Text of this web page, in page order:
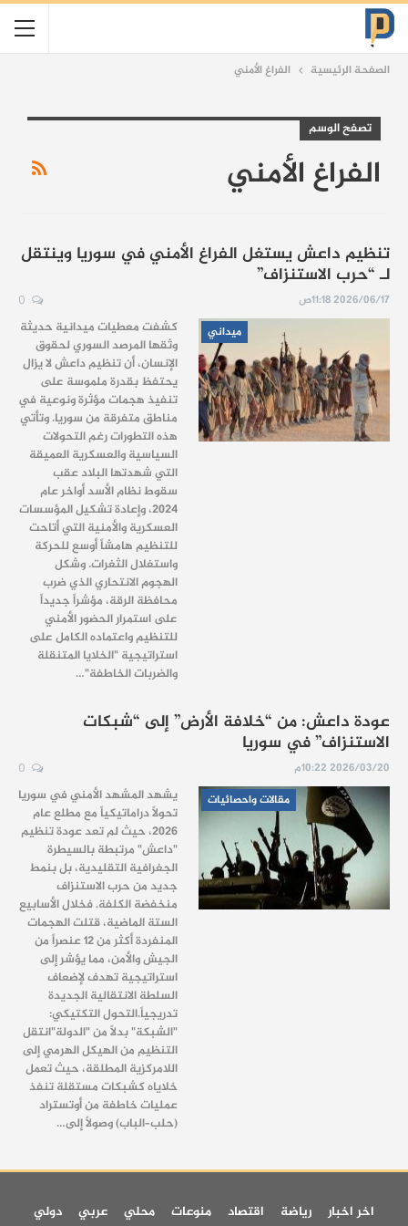
الصفحة الرئيسية الفراغ الأمني
تصفح الوسم
الفراغ الأمني
تنظيم داعش يستغل الفراغ الأمني في سوريا وينتقل
لـ “حرب الاستنزاف”
2026/06/17 11:18ص
ميداني
كشفت معطيات ميدانية حديثة
وثقها المرصد السوري لحقوق
الإنسان، أن تنظيم داعش لا يزال
يحتفظ بقدرة ملموسة على
تنفيذ هجمات مؤثرة ونوعية في
مناطق متفرقة من سوريا. وتأتي
هذه التطورات رغم التحولات
السياسية والعسكرية العميقة
التي شهدتها البلاد عقب
سقوط نظام الأسد أواخر عام
2024، وإعادة تشكيل المؤسسات
العسكرية والأمنية التي أتاحت
للتنظيم هامشاً أوسع للحركة
واستغلال الثغرات. وشكل
الهجوم الانتحاري الذي ضرب
محافظة الرقة، مؤشراً جديداً
على استمرار الحضور الأمني
للتنظيم واعتماده الكامل على
استراتيجية "الخلايا المتنقلة
والضربات الخاطفة"…
عودة داعش: من “خلافة الأرض” إلى “شبكات
الاستنزاف” في سوريا
2026/03/20 10:22م
مقالات واحصائيات
​يشهد المشهد الأمني في سوريا
تحولاً دراماتيكياً مع مطلع عام
2026، حيث لم تعد عودة تنظيم
"داعش" مرتبطة بالسيطرة
الجغرافية التقليدية، بل بنمط
جديد من حرب الاستنزاف
منخفضة الكلفة. فخلال الأسابيع
الستة الماضية، قتلت الهجمات
المنفردة أكثر من 12 عنصراً من
الجيش والأمن، مما يؤشر إلى
استراتيجية تهدف لإضعاف
السلطة الانتقالية الجديدة
تدريجياً. ​التحول التكتيكي:
"الشبكة" بدلاً من "الدولة" ​انتقل
التنظيم من الهيكل الهرمي إلى
اللامركزية المطلقة، حيث تعمل
خلاياه كشبكات مستقلة تنفذ
عمليات خاطفة من أوتستراد
(حلب–الباب) وصولاً إلى…
اخر اخبار رياضة اقتصاد منوعات محلي عربي دولي